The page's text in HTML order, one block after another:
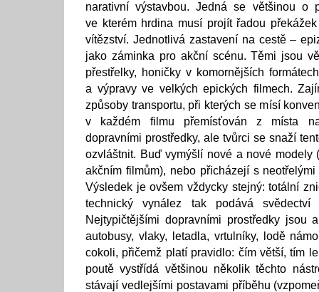
narativní výstavbou. Jedná se většinou o
ve kterém hrdina musí projít řadou
vítězství. Jednotlivá zastavení na cestě –
jako záminka pro akční scénu. Těmi jsou
přestřelky, honičky v komornějších
a výpravy ve velkých epických filmech.
způsoby transportu, při kterých se mísí
v každém filmu přemísťován z místa
dopravními prostředky, ale tvůrci se snaží
ozvláštnit. Buď vymýšlí nové a nové modely
akčním filmům), nebo přicházejí s
Výsledek je ovšem vždycky stejný: totální
technický vynález tak podává svědectví
Nejtypičtějšími dopravními prostředky jsou
autobusy, vlaky, letadla, vrtulníky, lodě
cokoli, přičemž platí pravidlo: čím větší, tím
poutě vystřídá většinou několik těchto
stávají vedlejšími postavami příběhu